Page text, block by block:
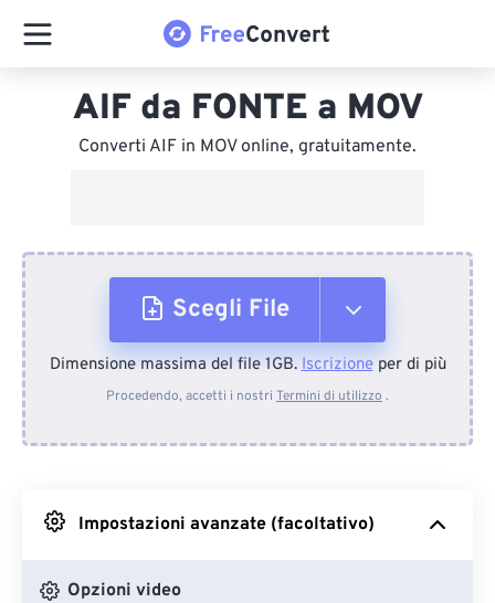
AIF da FONTE a MOV
Converti AIF in MOV online, gratuitamente.
Scegli File
Dal dispositivo
Da Google Drive
Dimensione massima del file 1GB.Iscrizioneper di più
Procedendo, accetti i nostri Termini di utilizzo .
Impostazioni avanzate (facoltativo)
Opzioni video